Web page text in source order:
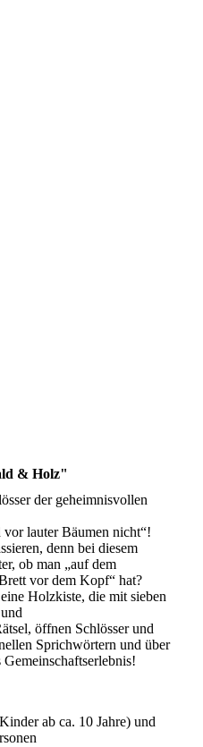
& Holz"
der geheimnisvollen
lauter Bäumen nicht“!
denn bei diesem
ob man „auf dem
vor dem Kopf“ hat?
Holzkiste, die mit sieben
öffnen Schlösser und
Sprichwörtern und über
ab ca. 10 Jahre) und